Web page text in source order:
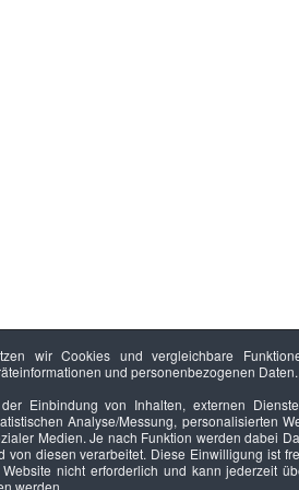
wir Cookies und vergleichbare
und personenbezogenen Daten.
Einbindung von Inhalten, externen
Analyse/Messung, personalisierten
Medien. Je nach Funktion werden dabei
von diesen verarbeitet. Diese Einwilligung ist
nicht erforderlich und kann jederzeit
werden.